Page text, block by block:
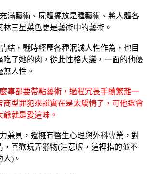
滿藝術、屍體擺放是種藝術、將人體各
三星菜色更是藝術中的藝術。
結，戰時經歷各種泯滅人性作為，也目
吃了她的肉，從此性格大變，一面的他優
人性。
事都要帶點藝術，過程冗長手續繁雜一
商型罪犯來說實在是太矯情了，可他還會
就是愛這味。
兼具，還擁有醫生心理與外科專業，對
，喜歡玩弄獵物(注意喔，這裡指的並不
)。